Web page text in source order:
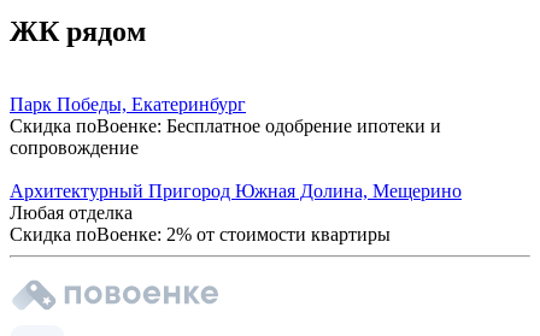
ЖК рядом
Парк Победы, Екатеринбург
Скидка поВоенке: Бесплатное одобрение ипотеки и
сопровождение
Архитектурный Пригород Южная Долина, Мещерино
Любая отделка
Скидка поВоенке: 2% от стоимости квартиры